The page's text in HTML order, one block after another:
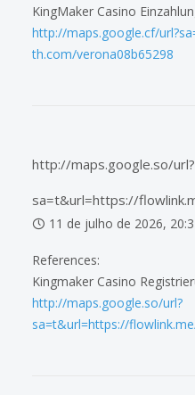
KingMaker Casino
http://maps.google.cf/
th.com/verona08b65298
http://maps.google.so/url?
sa=t&url=https://
11 de julho de 2026,
References:
Kingmaker Casino
http://maps.google.so/url?
sa=t&url=https://